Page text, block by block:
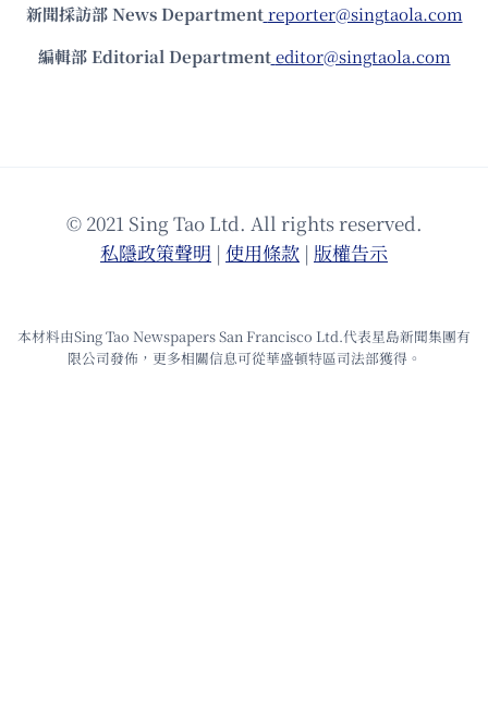
新聞採訪部 News Department reporter@singtaola.com
編輯部 Editorial Department editor@singtaola.com
© 2021 Sing Tao Ltd. All rights reserved.
私隱政策聲明 | 使⽤條款 | 版權告⽰
本材料由Sing Tao Newspapers San Francisco Ltd.代表星島新聞集團有
限公司發佈，更多相關信息可從華盛頓特區司法部獲得。